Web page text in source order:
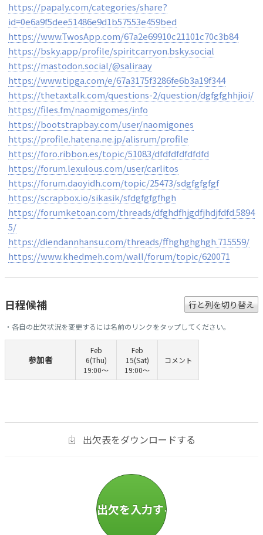
https://papaly.com/categories/share?
id=0e6a9f5dee51486e9d1b57553e459bed
https://www.TwosApp.com/67a2e69910c21101c70c3b84
https://bsky.app/profile/spiritcarryon.bsky.social
https://mastodon.social/@saliraay
https://www.tipga.com/e/67a3175f3286fe6b3a19f344
https://thetaxtalk.com/questions-2/question/dgfgfghhjioi/
https://files.fm/naomigomes/info
https://bootstrapbay.com/user/naomigones
https://profile.hatena.ne.jp/alisrum/profile
https://foro.ribbon.es/topic/51083/dfdfdfdfdfdfd
https://forum.lexulous.com/user/carlitos
https://forum.daoyidh.com/topic/25473/sdgfgfgfgf
https://scrapbox.io/sikasik/sfdgfgfgfhgh
https://forumketoan.com/threads/dfghdfhjgdfjhdjfdfd.5894
5/
https://diendannhansu.com/threads/ffhghghghgh.715559/
https://www.khedmeh.com/wall/forum/topic/620071
日程候補 行と列を切り替え
・各自の出欠状況を変更するには名前のリンクをタップしてください。
参加者
Feb
6(Thu)
19:00〜
Feb
15(Sat)
19:00〜
コメント
出欠表をダウンロードする